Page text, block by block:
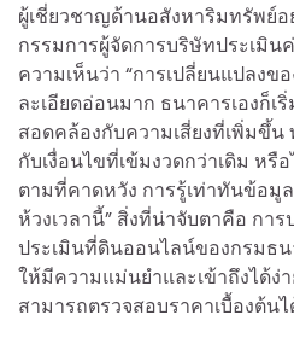
ผู้เชี่ยวชาญด้านอสังหาริมทรัพย์
กรรมการผู้จัดการบริษัทประเมิ
ความเห็นว่า “การเปลี่ยนแปลง
ละเอียดอ่อนมาก ธนาคารเองก็
สอดคล้องกับความเสี่ยงที่เพิ่มขึ้น
กับเงื่อนไขที่เข้มงวดกว่าเดิม หรื
ตามที่คาดหวัง การรู้เท่าทันข้อมูล
ห้วงเวลานี้” สิ่งที่น่าจับตาคือ กา
ประเมินที่ดินออนไลน์ของกรมธ
ให้มีความแม่นยำและเข้าถึงได้ง่
สามารถตรวจสอบราคาเบื้องต้นไ